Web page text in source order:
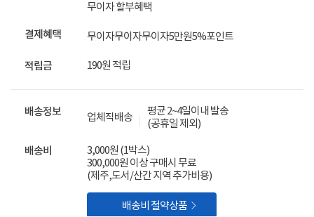
무이자 할부혜택
결제혜택 무이자무이자무이자5만원5%포인트
적립금 190원 적립
배송정보 업체직배송
평균 2~4일이내 발송
(공휴일 제외)
배송비
3,000원 (1박스)
300,000원 이상 구매시 무료
(제주,도서/산간 지역 추가비용)
배송비 절약상품 